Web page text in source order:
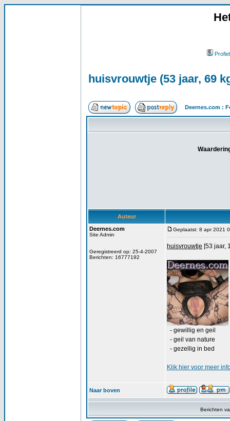
Profiel
huisvrouwtje (53 jaar, 69
Deernes.com :
Auteur
Deernes.com
Site Admin
Geregistreerd op: 25-4-2007
Berichten: 16777192
Geplaatst: 8 apr 2021
huisvrouwtje [53 jaar,
- gewillig en geil
- geil van nature
- gezellig in bed
Klik hier voor meer
Naar boven
Berichten